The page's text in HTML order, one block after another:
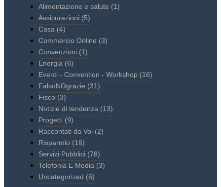
Alimentazione e salute (1)
Assicurazioni (5)
Casa (4)
Commercio Online (3)
Convenzioni (1)
Energia (6)
Eventi - Convention - Workshop (16)
FalsoNOgrazie (31)
Fisco (3)
Notizie di tendenza (13)
Progetti (9)
Raccontati da Voi (2)
Risparmio (16)
Servizi Pubblici (78)
Telefonia E Media (3)
Uncategorized (6)